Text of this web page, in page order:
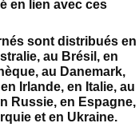
en lien avec ces
sont distribués en
au Brésil, en
au Danemark,
Irlande, en Italie, au
Russie, en Espagne,
et en Ukraine.